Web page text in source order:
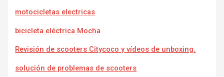
motocicletas electricas
bicicleta eléctrica Mocha
Revisión de scooters Citycoco y vídeos de unboxing.
solución de problemas de scooters